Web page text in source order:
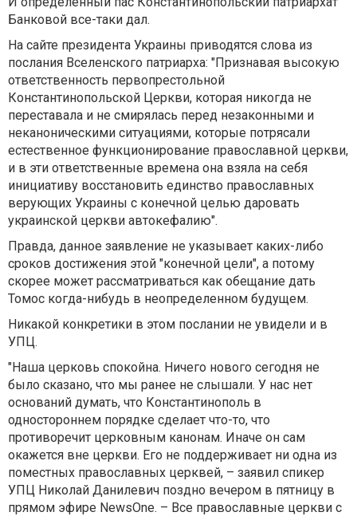
Банковой все-таки дал.
На сайте президента Украины приводятся слова из
послания Вселенского патриарха: "Признавая высокую
ответственность первопрестольной
Константинопольской Церкви, которая никогда не
переставала и не смирялась перед незаконными и
неканоническими ситуациями, которые потрясали
естественное функционирование православной церкви,
и в эти ответственные времена она взяла на себя
инициативу восстановить единство православных
верующих Украины с конечной целью даровать
украинской церкви автокефалию".
Правда, данное заявление не указывает каких-либо
сроков достижения этой "конечной цели", а потому
скорее может рассматриваться как обещание дать
Томос когда-нибудь в неопределенном будущем.
Никакой конкретики в этом послании не увидели и в
УПЦ.
"Наша церковь спокойна. Ничего нового сегодня не
было сказано, что мы ранее не слышали. У нас нет
оснований думать, что Константинополь в
одностороннем порядке сделает что-то, что
противоречит церковным канонам. Иначе он сам
окажется вне церкви. Его не поддерживает ни одна из
поместных православных церквей, – заявил спикер
УПЦ Николай Данилевич поздно вечером в пятницу в
прямом эфире NewsOne. – Все православные церкви с